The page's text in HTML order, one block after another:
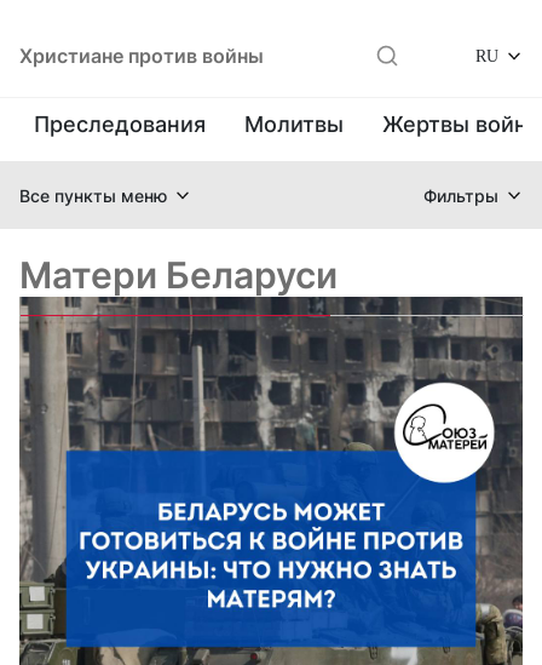
Христиане против войны RU
Преследования Молитвы Жертвы
Все пункты меню Фильтры
Матери Беларуси